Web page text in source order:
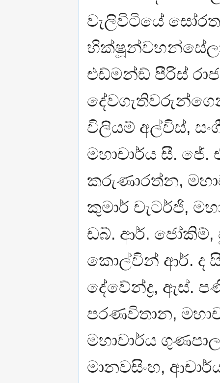
වැලිවිටියේ
එඩ්මන්ඞ් පීරිස්
විලියම් අල්විස්,
මහාචාර්ය සී.
කරුණාරත්න,
කුමාර් චැටර්ජි,
ඩබ්. ආර්. ජෝකිම්,
කොල්වින් ආර්. ද
දේවේන්ද්‍ර, ඇස්.
පරණවිතාන,
මහාචාර්ය
මානවසිංහ,